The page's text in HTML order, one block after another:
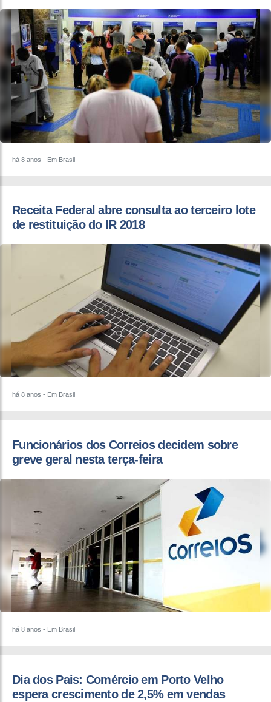
há 8 anos - Em Brasil
​Receita Federal abre consulta ao terceiro lote
de restituição do IR 2018
há 8 anos - Em Brasil
Funcionários dos Correios decidem sobre
greve geral nesta terça-feira
há 8 anos - Em Brasil
​Dia dos Pais: Comércio em Porto Velho
espera crescimento de 2,5% em vendas